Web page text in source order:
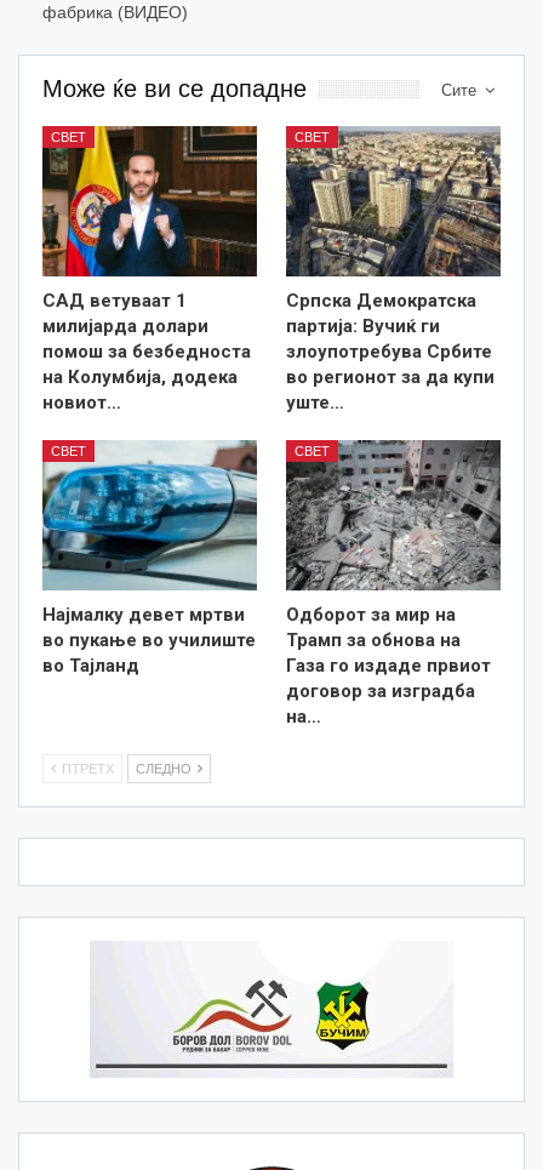
фабрика (ВИДЕО)
Сите
Може ќе ви се допадне
СВЕТ
САД ветуваат 1
милијарда долари
помош за безбедноста
на Колумбија, додека
новиот…
СВЕТ
Српска Демократска
партија: Вучиќ ги
злоупотребува Србите
во регионот за да купи
уште…
СВЕТ
Најмалку девет мртви
во пукање во училиште
во Тајланд
СВЕТ
Одборот за мир на
Трамп за обнова на
Газа го издаде првиот
договор за изградба
на…
ПТРЕТХ СЛЕДНО